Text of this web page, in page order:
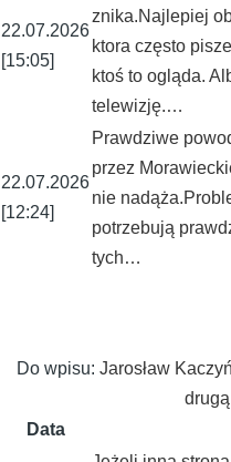
22.07.2026
[15:05]
znika.Najlepiej
ktora często
ktoś to ogląda.
telewizję.…
22.07.2026
[12:24]
Prawdziwe
przez
nie
potrzebują
tych…
Do wpisu:Jarosław
Data